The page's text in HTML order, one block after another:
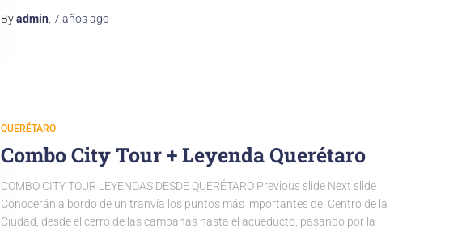
Byadmin ,7 añosago
QUERÉTARO
Combo City Tour + Leyenda Querétaro
COMBO CITY TOUR LEYENDAS DESDE QUERÉTARO Previous slide Next slide
Conocerán a bordo de un tranvía los puntos más importantes del Centro de la
Ciudad, desde el cerro de las campanas hasta el acueducto, pasando por la